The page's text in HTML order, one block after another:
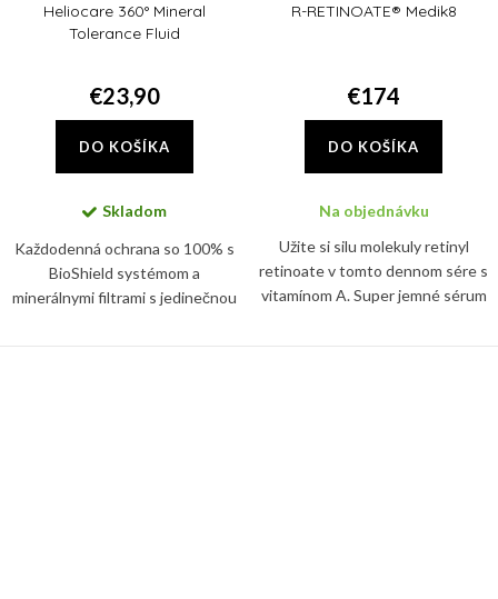
Heliocare 360° Mineral
Tolerance Fluid
€23,90
DO KOŠÍKA
Skladom
Každodenná ochrana so 100% s
BioShield systémom a
minerálnymi filtrami s jedinečnou
R-RETINOATE® Medik8
€174
DO KOŠÍKA
Na objednávku
Užite si silu molekuly retinyl
retinoate v tomto dennom sére s
vitamínom A. Super jemné sérum